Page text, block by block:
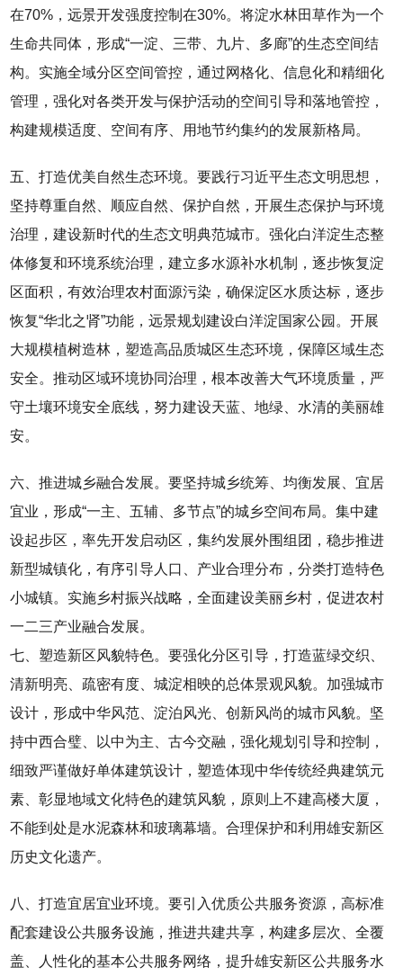
在70%，远景开发强度控制在30%。将淀水林田草作为一个
生命共同体，形成“一淀、三带、九片、多廊”的生态空间结
构。实施全域分区空间管控，通过网格化、信息化和精细化
管理，强化对各类开发与保护活动的空间引导和落地管控，
构建规模适度、空间有序、用地节约集约的发展新格局。
五、打造优美自然生态环境。要践行习近平生态文明思想，
坚持尊重自然、顺应自然、保护自然，开展生态保护与环境
治理，建设新时代的生态文明典范城市。强化白洋淀生态整
体修复和环境系统治理，建立多水源补水机制，逐步恢复淀
区面积，有效治理农村面源污染，确保淀区水质达标，逐步
恢复“华北之肾”功能，远景规划建设白洋淀国家公园。开展
大规模植树造林，塑造高品质城区生态环境，保障区域生态
安全。推动区域环境协同治理，根本改善大气环境质量，严
守土壤环境安全底线，努力建设天蓝、地绿、水清的美丽雄
安。
六、推进城乡融合发展。要坚持城乡统筹、均衡发展、宜居
宜业，形成“一主、五辅、多节点”的城乡空间布局。集中建
设起步区，率先开发启动区，集约发展外围组团，稳步推进
新型城镇化，有序引导人口、产业合理分布，分类打造特色
小城镇。实施乡村振兴战略，全面建设美丽乡村，促进农村
一二三产业融合发展。
七、塑造新区风貌特色。要强化分区引导，打造蓝绿交织、
清新明亮、疏密有度、城淀相映的总体景观风貌。加强城市
设计，形成中华风范、淀泊风光、创新风尚的城市风貌。坚
持中西合璧、以中为主、古今交融，强化规划引导和控制，
细致严谨做好单体建筑设计，塑造体现中华传统经典建筑元
素、彰显地域文化特色的建筑风貌，原则上不建高楼大厦，
不能到处是水泥森林和玻璃幕墙。合理保护和利用雄安新区
历史文化遗产。
八、打造宜居宜业环境。要引入优质公共服务资源，高标准
配套建设公共服务设施，推进共建共享，构建多层次、全覆
盖、人性化的基本公共服务网络，提升雄安新区公共服务水